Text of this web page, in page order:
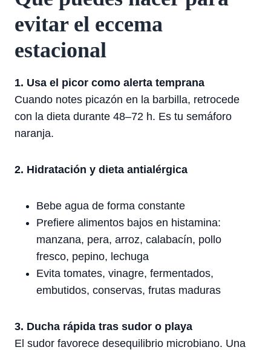
evitar el eccema
estacional
1. Usa el picor como alerta temprana
Cuando notes picazón en la barbilla, retrocede
con la dieta durante 48–72 h. Es tu semáforo
naranja.
2. Hidratación y dieta antialérgica
Bebe agua de forma constante
Prefiere alimentos bajos en histamina:
manzana, pera, arroz, calabacín, pollo
fresco, pepino, lechuga
Evita tomates, vinagre, fermentados,
embutidos, conservas, frutas maduras
3. Ducha rápida tras sudor o playa
El sudor favorece desequilibrio microbiano. Una